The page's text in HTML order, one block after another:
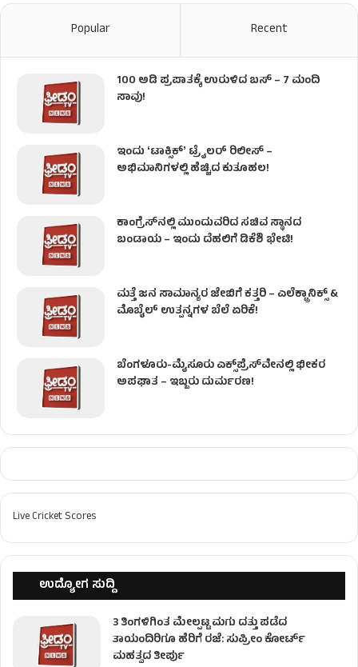
Popular Recent
100 ಅಡಿ ಪ್ರಪಾತಕ್ಕೆ ಉರುಳಿದ ಬಸ್‌ – 7 ಮಂದಿ
ಸಾವು!
ಇಂದು ʻಟಾಕ್ಸಿಕ್ʼ ಟ್ರೈಲರ್ ರಿಲೀಸ್‌ –
ಅಭಿಮಾನಿಗಳಲ್ಲಿ ಹೆಚ್ಚಿದ ಕುತೂಹಲ!
ಕಾಂಗ್ರೆಸ್​ನಲ್ಲಿ ಮುಂದುವರಿದ ಸಚಿವ ಸ್ಥಾನದ
ಬಂಡಾಯ – ಇಂದು ದೆಹಲಿಗೆ ಡಿಕೆಶಿ ಭೇಟಿ!
ಮತ್ತೆ ಜನ ಸಾಮಾನ್ಯರ ಜೇಬಿಗೆ ಕತ್ತರಿ – ಎಲೆಕ್ಟ್ರಾನಿಕ್ಸ್ &
ಮೊಬೈಲ್ ಉತ್ಪನ್ನಗಳ ಬೆಲೆ ಏರಿಕೆ!
ಬೆಂಗಳೂರು-ಮೈಸೂರು ಎಕ್ಸ್‌ಪ್ರೆಸ್‌ವೇನಲ್ಲಿ ಭೀಕರ
ಅಪಘಾತ – ಇಬ್ಬರು ದುರ್ಮರಣ!
Live Cricket Scores
ಉದ್ಯೋಗ ಸುದ್ದಿ
3 ತಿಂಗಳಿಗಿಂತ ಮೇಲ್ಪಟ್ಟ ಮಗು ದತ್ತು ಪಡೆದ
ತಾಯಂದಿರಿಗೂ ಹೆರಿಗೆ ರಜೆ: ಸುಪ್ರೀಂ ಕೋರ್ಟ್
ಮಹತ್ವದ ತೀರ್ಪು